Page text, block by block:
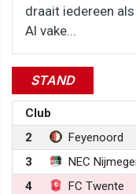
draait iedereen
Al vake...
STAND
Club
2
Feyenoord
3
NEC
4
FC Twente